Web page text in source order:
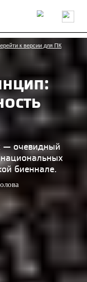
Пресса
Архитекторы
Вакансии
Блог
Мнение
Выставка
Урбанистика
к версии для ПК
— очевидный
биеннале.